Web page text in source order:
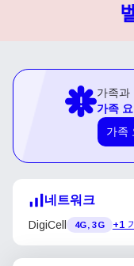
가족과
가족
가족
네트워크
DigiCell 4G, 3G +1